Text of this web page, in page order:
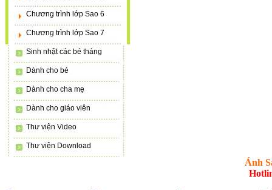
Chương trình lớp Sao 6
Chương trình lớp Sao 7
Sinh nhật các bé tháng
Dành cho bé
Dành cho cha mẹ
Dành cho giáo viên
Thư viện Video
Thư viện Download
Ánh